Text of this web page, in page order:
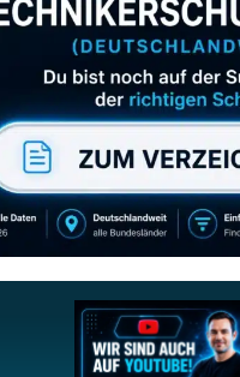
Abonniere
wenn dir unsere
ZUM YOUTUBE